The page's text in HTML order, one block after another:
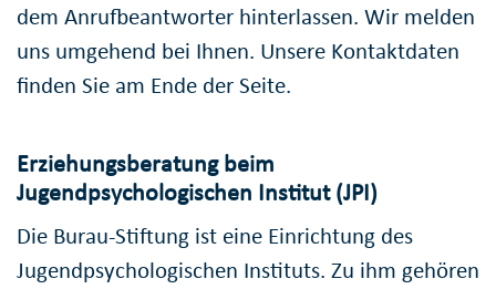
dem Anrufbeantworter hinterlassen. Wir melden
uns umgehend bei Ihnen. Unsere Kontaktdaten
finden Sie am Ende der Seite.
Erziehungsberatung beim
Jugendpsychologischen Institut (JPI)
Die Burau-Stiftung ist eine Einrichtung des
Jugendpsychologischen Instituts. Zu ihm gehören